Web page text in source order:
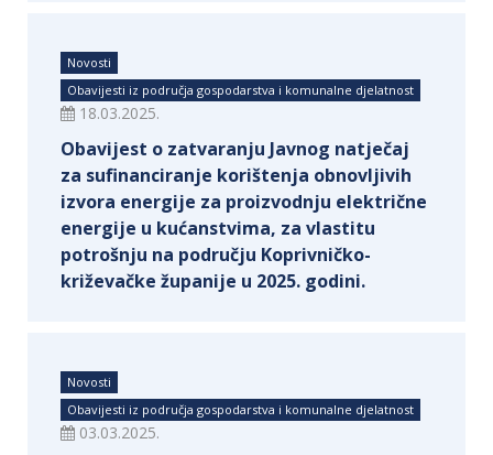
Novosti
Obavijesti iz područja gospodarstva i komunalne djelatnost
18.03.2025.
Obavijest o zatvaranju Javnog natječaj
za sufinanciranje korištenja obnovljivih
izvora energije za proizvodnju električne
energije u kućanstvima, za vlastitu
potrošnju na području Koprivničko-
križevačke županije u 2025. godini.
Novosti
Obavijesti iz područja gospodarstva i komunalne djelatnost
03.03.2025.